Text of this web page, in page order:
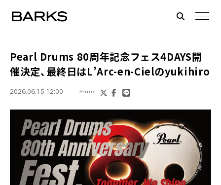
Pearl Drums 80周年記念フェス4DAYS開
催決定、最終日はL’Arc-en-Cielのyukihiro
2026.06.15 12:00 Share